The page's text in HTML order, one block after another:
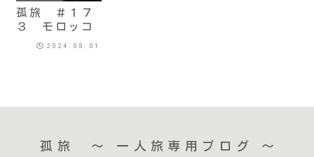
孤旅 ＃１７
３ モロッコ
2024.08.01
孤旅 〜 一人旅専用ブログ ～